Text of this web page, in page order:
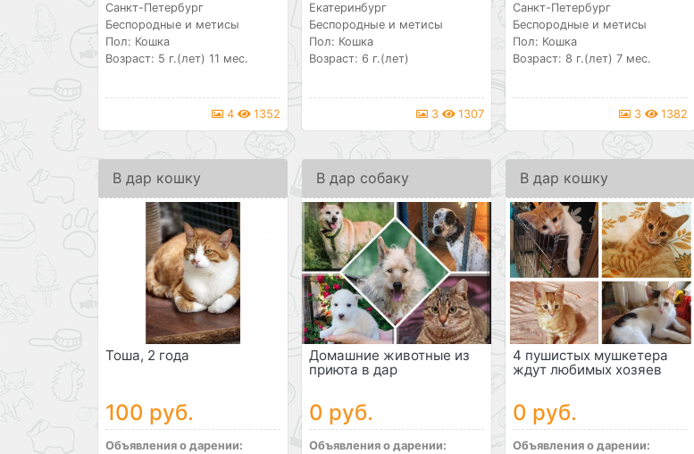
Санкт-Петербург
Беспородные и метисы
Пол: Кошка
Возраст: 5 г.(лет) 11 мес.
4 1352
Екатеринбург
Беспородные и метисы
Пол: Кошка
Возраст: 6 г.(лет)
3 1307
Санкт-Петербург
Беспородные и метисы
Пол: Кошка
Возраст: 8 г.(лет) 7 мес.
3 1382
В дар кошку
Тоша, 2 года
100 руб.
Объявления о дарении:
В дар собаку
Домашние животные из
приюта в дар
0 руб.
Объявления о дарении:
В дар кошку
4 пушистых мушкетера
ждут любимых хозяев
0 руб.
Объявления о дарении: